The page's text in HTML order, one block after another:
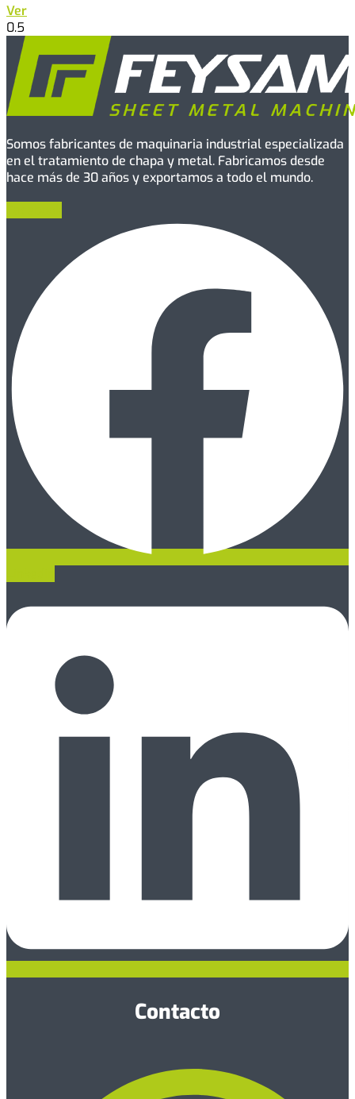
Ver
Somos fabricantes de maquinaria industrial especializada
en el tratamiento de chapa y metal. Fabricamos desde
hace más de 30 años y exportamos a todo el mundo.
Contacto